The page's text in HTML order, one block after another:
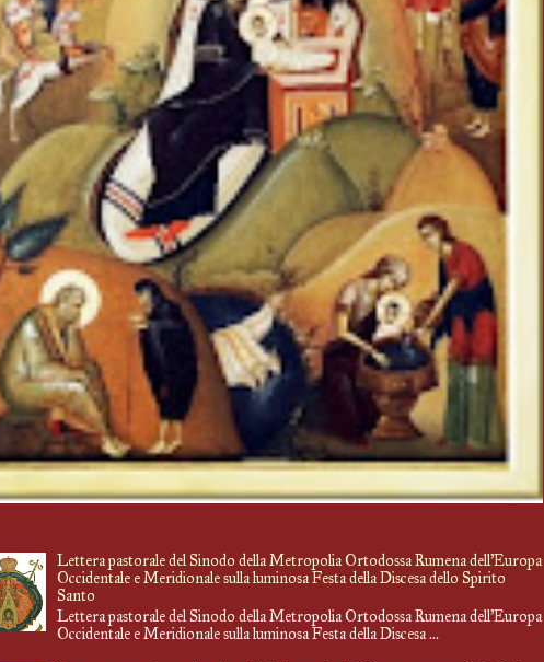
Lettera pastorale del Sinodo della Metropolia Ortodossa Rumena dell'Europa
Occidentale e Meridionale sulla luminosa Festa della Discesa dello Spirito
Santo
Lettera pastorale del Sinodo della Metropolia Ortodossa Rumena dell'Europa
Occidentale e Meridionale sulla luminosa Festa della Discesa ...